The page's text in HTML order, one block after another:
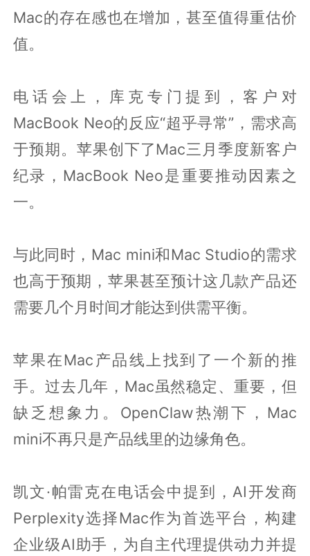
Mac的存在感也在增加，甚至值得重估价
值。
电话会上，库克专门提到，客户对
MacBook Neo的反应“超乎寻常”，需求高
于预期。苹果创下了Mac三月季度新客户
纪录，MacBook Neo是重要推动因素之
一。
与此同时，Mac mini和Mac Studio的需求
也高于预期，苹果甚至预计这几款产品还
需要几个月时间才能达到供需平衡。
苹果在Mac产品线上找到了一个新的推
手。过去几年，Mac虽然稳定、重要，但
缺乏想象力。OpenClaw热潮下，Mac
mini不再只是产品线里的边缘角色。
凯文·帕雷克在电话会中提到，AI开发商
Perplexity选择Mac作为首选平台，构建
企业级AI助手，为自主代理提供动力并提